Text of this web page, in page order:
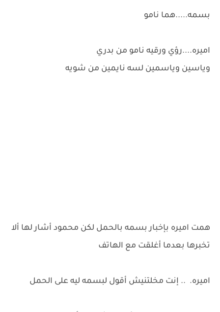
بسمه.....هما نامو
اميره....رؤي ورقيه نامو من بدري
وياسين وياسمين لسه نايمين من شويه
همت اميره بإخبار بسمه بالحمل لكن محمود أشار لها ألا
تخبرها بعدما أغلقت مع الهاتف
اميره. .. إنت مخلتنيش أقول لبسمه ليه على الحمل